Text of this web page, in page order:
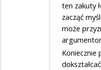
ten zakuty
zacząć
może
Koniecznie